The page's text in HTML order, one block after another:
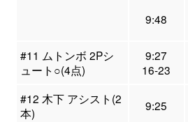
9:48
#11 ムトンボ 2Pシ
ュート○(4点)
9:27
16-23
#12 木下 アシスト(2
本)
9:25